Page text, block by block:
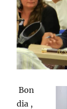
Bon
dia ,